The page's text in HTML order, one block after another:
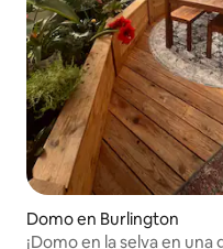
Domo en Burlington
¡Domo en la selva en una